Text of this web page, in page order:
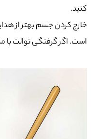
کنید.
خارج کردن جسم بهتر از
است. اگر گرفتگی توالت با